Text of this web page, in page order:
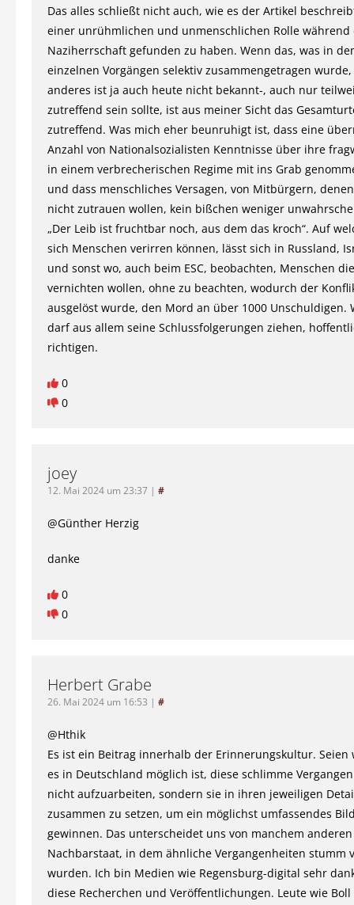
Das alles schließt nicht auch, wie es der Artikel
einer unrühmlichen und unmenschlichen Rolle während
Naziherrschaft gefunden zu haben. Wenn das, was in
einzelnen Vorgängen selektiv zusammengetragen wurde,
anderes ist ja auch heute nicht bekannt-, auch nur
zutreffend sein sollte, ist aus meiner Sicht das
zutreffend. Was mich eher beunruhigt ist, dass eine
Anzahl von Nationalsozialisten Kenntnisse über ihre
in einem verbrecherischen Regime mit ins Grab
und dass menschliches Versagen, von Mitbürgern,
nicht zutrauen wollen, kein bißchen weniger
„Der Leib ist fruchtbar noch, aus dem das kroch“. Auf
sich Menschen verirren können, lässt sich in Russland,
und sonst wo, auch beim ESC, beobachten, Menschen
vernichten wollen, ohne zu beachten, wodurch der
ausgelöst wurde, den Mord an über 1000 Unschuldigen.
darf aus allem seine Schlussfolgerungen ziehen,
richtigen.
0
0
joey
12. Mai 2024 um 23:37 | #
@Günther Herzig
danke
0
0
Herbert Grabe
26. Mai 2024 um 16:53 | #
@Hthik
Es ist ein Beitrag innerhalb der Erinnerungskultur. Seien
es in Deutschland möglich ist, diese schlimme
nicht aufzuarbeiten, sondern sie in ihren jeweiligen
zusammen zu setzen, um ein möglichst umfassendes
gewinnen. Das unterscheidet uns von manchem anderen
Nachbarstaat, in dem ähnliche Vergangenheiten stumm
wurden. Ich bin Medien wie Regensburg-digital sehr
diese Recherchen und Veröffentlichungen. Leute wie